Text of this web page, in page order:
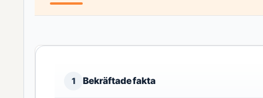
1 Bekräftade fakta